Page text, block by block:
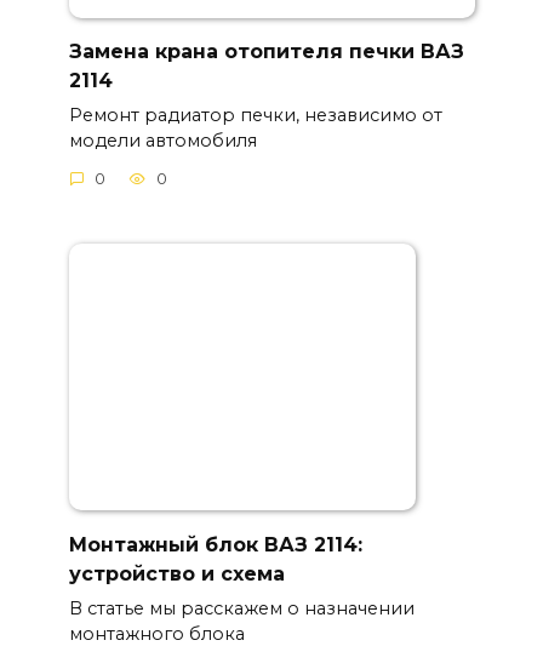
Замена крана отопителя печки ВАЗ
2114
Ремонт радиатор печки, независимо от
модели автомобиля
0 0
Монтажный блок ВАЗ 2114:
устройство и схема
В статье мы расскажем о назначении
монтажного блока